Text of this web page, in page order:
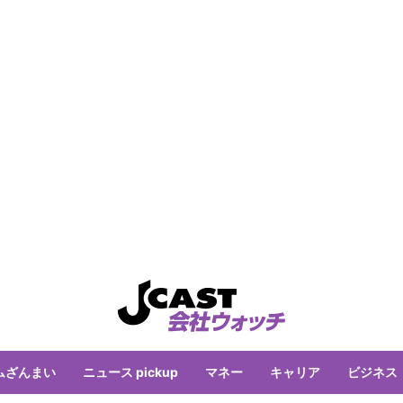
ざんまい ニュース pickup マネー キャリア ビジネス